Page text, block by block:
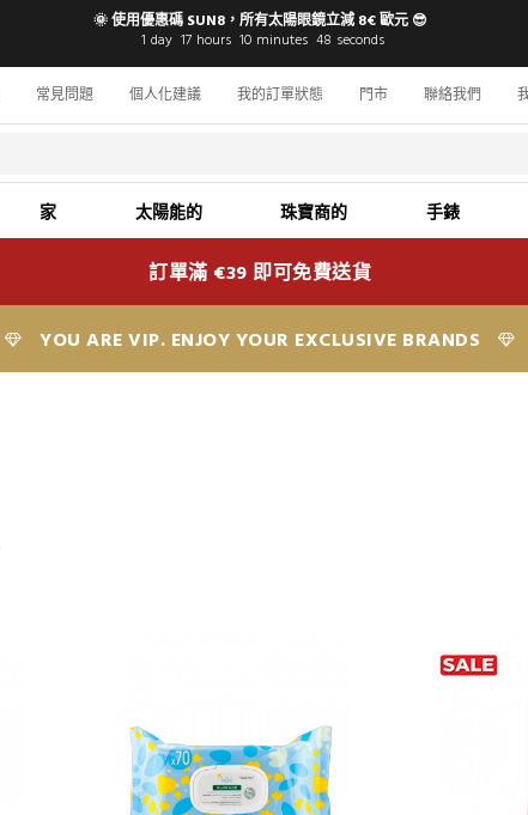
🌞 使用優惠碼 SUN8，所有太陽眼鏡立減 8€ 歐元 😎
1 day 17 hours 10 minutes 47 seconds
常見問題 個人化建議 我的訂單狀態 門市 聯絡我們
家 太陽能的 珠寶商的 手錶
訂單滿 €39 即可免費送貨
YOU ARE VIP. ENJOY YOUR EXCLUSIVE BRANDS